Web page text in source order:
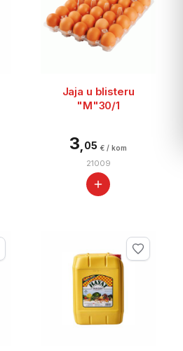
Jaja u blisteru
"M"30/1
3,05 € / kom
21009